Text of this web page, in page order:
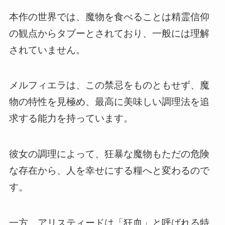
本作の世界では、魔物を食べることは精霊信仰
の観点からタブーとされており、一般には理解
されていません。
メルフィエラは、この禁忌をものともせず、魔
物の特性を見極め、最高に美味しい調理法を追
求する能力を持っています。
彼女の調理によって、狂暴な魔物もただの危険
な存在から、人を幸せにする糧へと変わるので
す。
一方、アリスティードは「狂血」と呼ばれる特